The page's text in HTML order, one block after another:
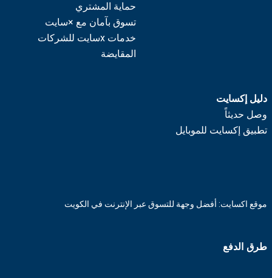
حماية المشتري
تسوق بآمان مع ×سايت
خدمات xسايت للشركات
المقايضة
دليل إكسايت
وصل حديثاً
تطبيق إكسايت للموبايل
موقع اكسايت: أفضل وجهة للتسوق عبر الإنترنت في الكويت
طرق الدفع